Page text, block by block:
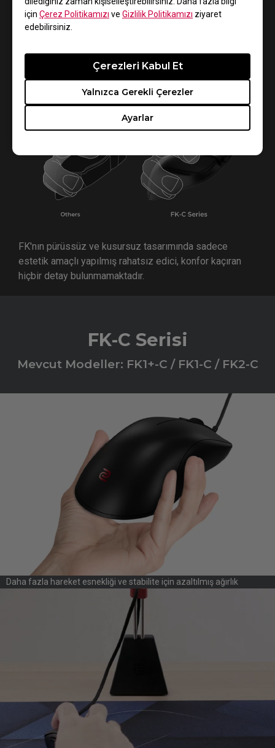
için Çerez Politikamızı ve Gizlilik Politikamızı ziyaret
edebilirsiniz.
Ayarlar
Yalnızca Gerekli Çerezler
Çerezleri Kabul Et
oluşturmaması için sağ taraftaki tuşlar kaldırıldı.
FK'nın pürüssüz ve kusursuz tasarımında sadece
estetik amaçlı yapılmış rahatsız edici, konfor kaçıran
hiçbir detay bulunmamaktadır.
FK-C Serisi
Mevcut Modeller: FK1+-C / FK1-C / FK2-C
Daha fazla hareket esnekliği ve stabilite için azaltılmış ağırlık